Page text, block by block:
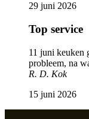
29 juni 2026
Top service
11 juni keuken
probleem, na
R. D. Kok
15 juni 2026